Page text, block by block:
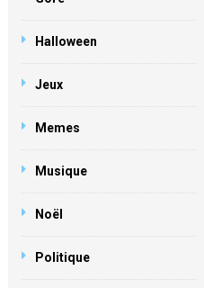
Halloween
Jeux
Memes
Musique
Noël
Politique